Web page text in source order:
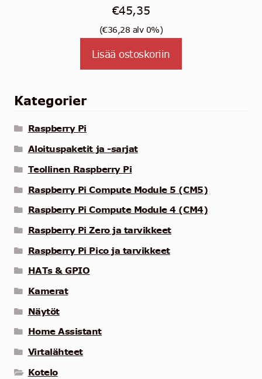
€45,35
(€36,28 alv 0%)
Lisää ostoskoriin
Kategorier
Raspberry Pi
Aloituspaketit ja -sarjat
Teollinen Raspberry Pi
Raspberry Pi Compute Module 5 (CM5)
Raspberry Pi Compute Module 4 (CM4)
Raspberry Pi Zero ja tarvikkeet
Raspberry Pi Pico ja tarvikkeet
HATs & GPIO
Kamerat
Näytöt
Home Assistant
Virtalähteet
Kotelo